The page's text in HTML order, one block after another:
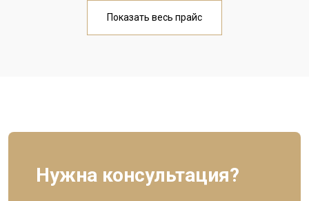
Показать весь прайс
Нужна консультация?